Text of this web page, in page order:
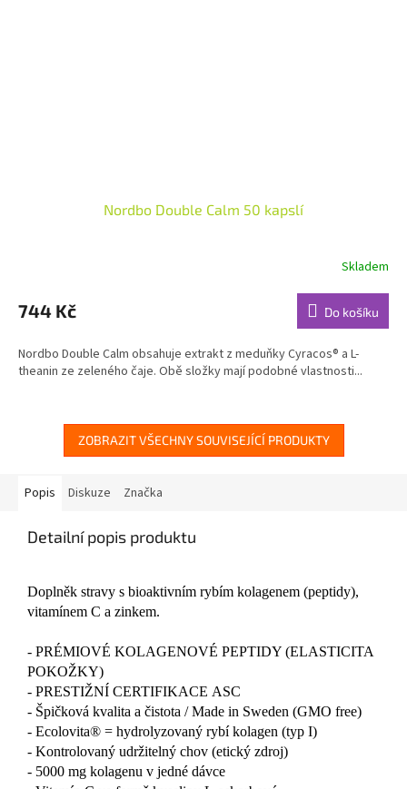
Nordbo Double Calm 50 kapslí
produktu
je
z
5
Skladem
744 Kč Do košíku
Nordbo Double Calm obsahuje extrakt z meduňky Cyracos® a L-
theanin ze zeleného čaje. Obě složky mají podobné vlastnosti...
ZOBRAZIT VŠECHNY SOUVISEJÍCÍ PRODUKTY
Popis Diskuze Značka
Detailní popis produktu
Doplněk stravy s bioaktivním rybím kolagenem (peptidy),
vitamínem C a zinkem.
- PRÉMIOVÉ KOLAGENOVÉ PEPTIDY (ELASTICITA
POKOŽKY)
- PRESTIŽNÍ CERTIFIKACE ASC
- Špičková kvalita a čistota / Made in Sweden (GMO free)
- Ecolovita® = hydrolyzovaný rybí kolagen (typ I)
- Kontrolovaný udržitelný chov (etický zdroj)
- 5000 mg kolagenu v jedné dávce